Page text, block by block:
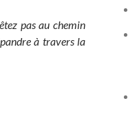
pas au chemin
à travers la